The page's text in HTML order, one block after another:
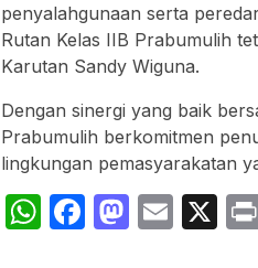
penyalahgunaan serta
Rutan Kelas IIB Prabumulih
Karutan Sandy Wiguna.
Dengan sinergi yang baik
Prabumulih berkomitmen
lingkungan pemasyarakatan
WhatsApp
Facebook
Email
X